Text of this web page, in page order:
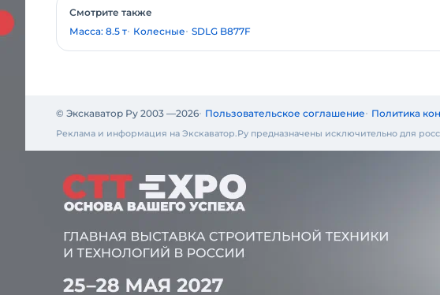
Смотрите также
Масса: 8.5 т Колесные SDLG B877F
© Экскаватор Ру 2003 —2026 Пользовательское соглашение Политика
Реклама и информация на Экскаватор.Ру предназначены исключительно для